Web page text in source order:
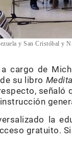
y San Cristóbal y
cargo de
su libro
la
gratuito.